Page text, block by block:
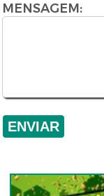
MENSAGEM: